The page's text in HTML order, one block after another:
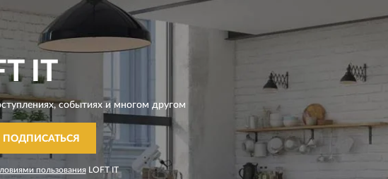
IT
событиях и многом другом
ПОДПИСАТЬСЯ
пользования LOFT IT